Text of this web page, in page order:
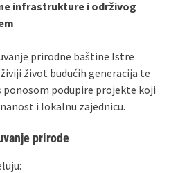
infrastrukture i održivog
prirodne baštine Istre
život budućih generacija te
ponosom podupire projekte koji
i lokalnu zajednicu.
prirode